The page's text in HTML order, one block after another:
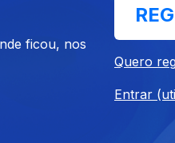
Contrabaixista e cantora.
ficou, nos
Quero
Entrar